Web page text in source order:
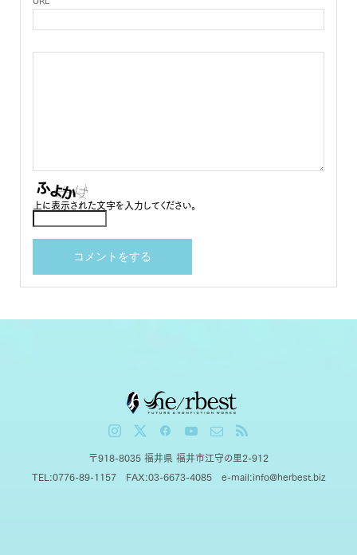
上に表示された文字を入力してください。
〒918-8035 福井県 福井市江守の里2-912
TEL:0776-89-1157 FAX:03-6673-4085 e-mail:info@herbest.biz